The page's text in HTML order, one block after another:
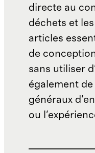
directe au
déchets et
articles
de
sans utiliser
également
généraux
ou